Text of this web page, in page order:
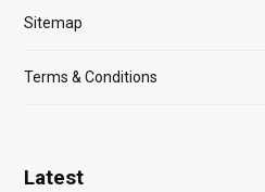
Sitemap
Terms & Conditions
Latest